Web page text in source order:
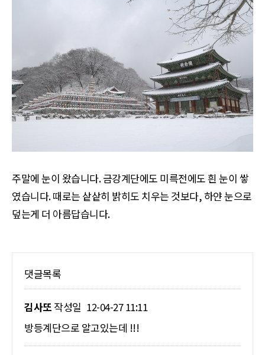
주말에 눈이 왔습니다. 금강계단에도 미륵전에도 흰 눈이 쌓
였습니다. 때로는 샅샅히 밝히도 치우는 것보다, 하얀 눈으로
덮는게 더 아름답습니다.
댓글목록
김사또 작성일 12-04-27 11:11
방등계단으로 알고있는데 !!!